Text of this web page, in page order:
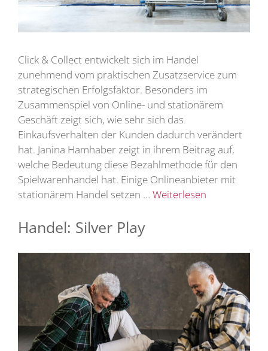
Click & Collect entwickelt sich im Handel
zunehmend vom praktischen Zusatzservice zum
strategischen Erfolgsfaktor. Besonders im
Zusammenspiel von Online- und stationärem
Geschäft zeigt sich, wie sehr sich das
Einkaufsverhalten der Kunden dadurch verändert
hat. Janina Hamhaber zeigt in ihrem Beitrag auf,
welche Bedeutung diese Bezahlmethode für den
Spielwarenhandel hat. Einige Onlineanbieter mit
stationärem Handel setzen … Weiterlesen
Handel: Silver Play